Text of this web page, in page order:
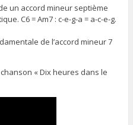
un accord mineur septième
C6 = Am7 : c-e-g-a = a-c-e-g.
de l’accord mineur 7
« Dix heures dans le